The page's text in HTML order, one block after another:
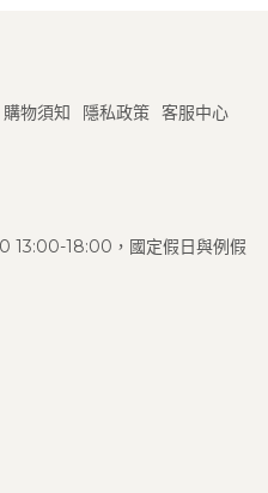
購物須知 隱私政策 客服中心
13:00-18:00，國定假日與例假